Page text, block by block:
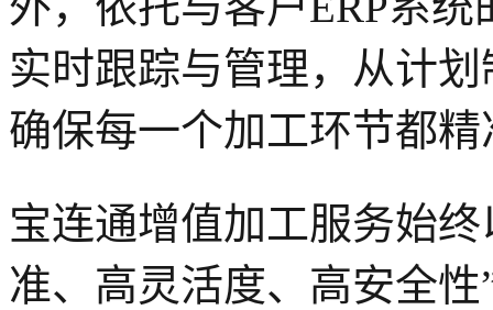
实时跟踪与管理，从计
确保每一个加工环节都
宝连通增值加工服务始
准、高灵活度、高安全